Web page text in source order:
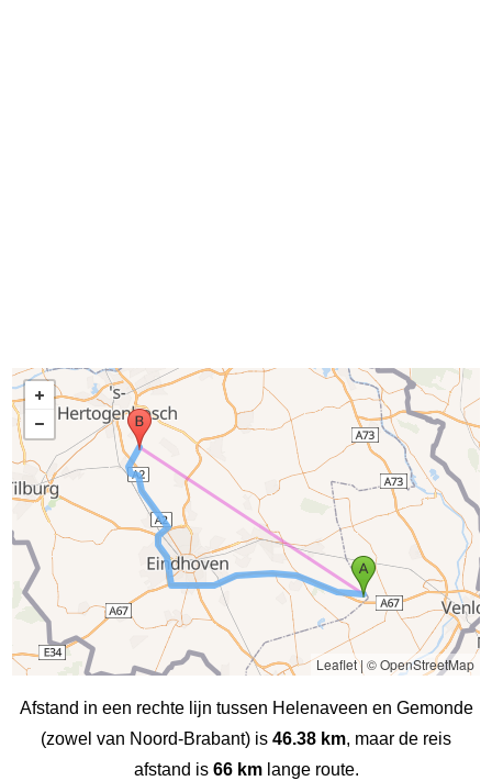
Leaflet| © OpenStreetMap
Afstand in een rechte lijn tussen Helenaveen en Gemonde
(zowel van Noord-Brabant) is 46.38 km, maar de reis
afstand is 66 kmlange route.